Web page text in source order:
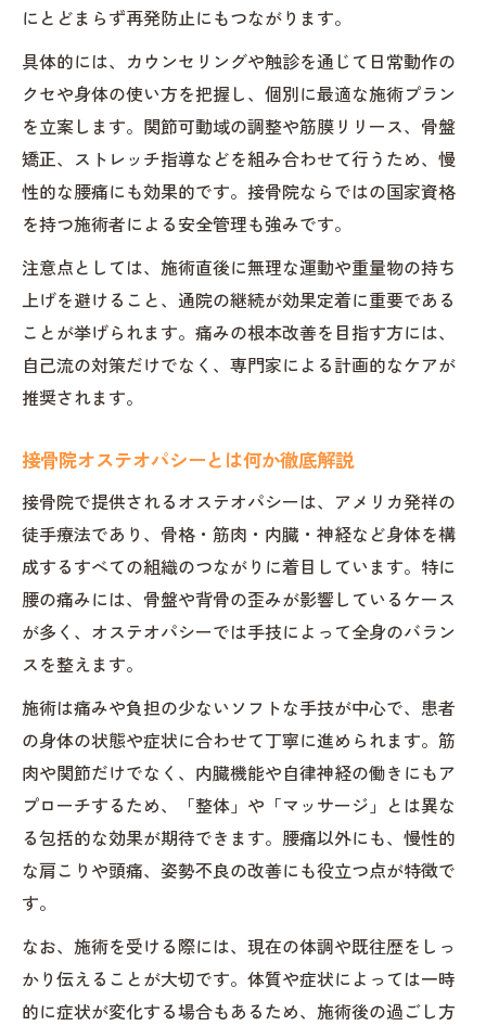
オステオパシーは怪しい？接骨院での実際
治療院トラストと接骨院の施術を比較しよ
う
名医が語る接骨院オステオパシーの正しい
受け方
施術選びで迷ったら知っておきたい腰痛対策
接骨院と他の整体の違いを腰痛対策で比較
オステオパシー料金の目安と通院回数の関
係性
名医が伝える施術選びのポイントと腰痛対
応力
イド
腰の痛みに効果的な接骨院かどうかの見極
め方
腰痛予防と再発防止に役立つ通院継続のコツ
接骨院オステオパシーで腰痛予防を実現す
る方法
再発防止へ導く接骨院通院継続のポイント
腰の痛みを繰り返さない生活習慣と接骨院
利用法
オステオパシー整体と組み合わせた予防ケ
アの実践
信頼できる接骨院で続ける腰痛予防習慣
にとどまらず再発防止にもつながります。
具体的には、カウンセリングや触診を通じて日常動作の
クセや身体の使い方を把握し、個別に最適な施術プラン
を立案します。関節可動域の調整や筋膜リリース、骨盤
矯正、ストレッチ指導などを組み合わせて行うため、慢
性的な腰痛にも効果的です。接骨院ならではの国家資格
を持つ施術者による安全管理も強みです。
注意点としては、施術直後に無理な運動や重量物の持ち
上げを避けること、通院の継続が効果定着に重要である
ことが挙げられます。痛みの根本改善を目指す方には、
自己流の対策だけでなく、専門家による計画的なケアが
推奨されます。
接骨院オステオパシーとは何か徹底解説
接骨院で提供されるオステオパシーは、アメリカ発祥の
徒手療法であり、骨格・筋肉・内臓・神経など身体を構
成するすべての組織のつながりに着目しています。特に
腰の痛みには、骨盤や背骨の歪みが影響しているケース
が多く、オステオパシーでは手技によって全身のバラン
スを整えます。
施術は痛みや負担の少ないソフトな手技が中心で、患者
の身体の状態や症状に合わせて丁寧に進められます。筋
肉や関節だけでなく、内臓機能や自律神経の働きにもア
プローチするため、「整体」や「マッサージ」とは異な
る包括的な効果が期待できます。腰痛以外にも、慢性的
な肩こりや頭痛、姿勢不良の改善にも役立つ点が特徴で
す。
なお、施術を受ける際には、現在の体調や既往歴をしっ
かり伝えることが大切です。体質や症状によっては一時
的に症状が変化する場合もあるため、施術後の過ごし方